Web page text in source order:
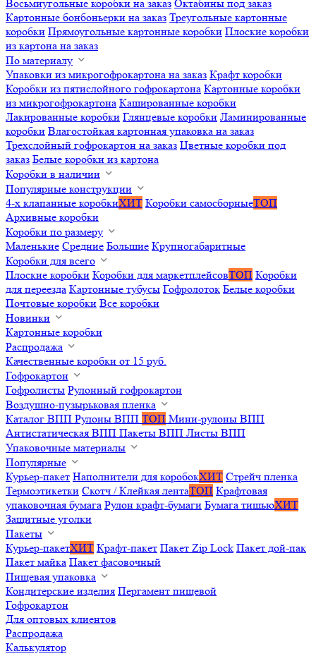
Восьмиугольные коробки на заказ Октабины под заказ
Картонные бонбоньерки на заказ Треугольные картонные
коробки Прямоугольные картонные коробки Плоские коробки
из картона на заказ
По материалу
Упаковки из микрогофрокартона на заказ Крафт коробки
Коробки из пятислойного гофрокартона Картонные коробки
из микрогофрокартона Кашированные коробки
Лакированные коробки Глянцевые коробки Ламинированные
коробки Влагостойкая картонная упаковка на заказ
Трехслойный гофрокартон на заказ Цветные коробки под
заказ Белые коробки из картона
Коробки в наличии
Популярные конструкции
4-х клапанные коробкиХИТ Коробки самосборныеТОП
Архивные коробки
Коробки по размеру
Маленькие Средние Большие Крупногабаритные
Коробки для всего
Плоские коробки Коробки для маркетплейсовТОП Коробки
для переезда Картонные тубусы Гофролоток Белые коробки
Почтовые коробки Все коробки
Новинки
Картонные коробки
Распродажа
Качественные коробки от 15 руб.
Гофрокартон
Гофролисты Рулонный гофрокартон
Воздушно-пузырьковая пленка
Каталог ВПП Рулоны ВПП ТОП Мини-рулоны ВПП
Антистатическая ВПП Пакеты ВПП Листы ВПП
Упаковочные материалы
Популярные
Курьер-пакет Наполнители для коробокХИТ Стрейч пленка
Термоэтикетки Скотч / Клейкая лентаТОП Крафтовая
упаковочная бумага Рулон крафт-бумаги Бумага тишьюХИТ
Защитные уголки
Пакеты
Курьер-пакетХИТ Крафт-пакет Пакет Zip Lock Пакет дой-пак
Пакет майка Пакет фасовочный
Пищевая упаковка
Кондитерские изделия Пергамент пищевой
Гофрокартон
Для оптовых клиентов
Распродажа
Калькулятор